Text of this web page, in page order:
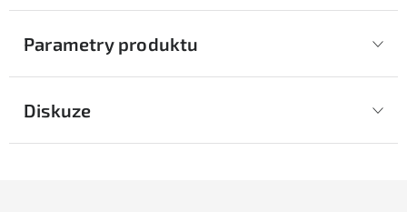
Parametry produktu
Diskuze